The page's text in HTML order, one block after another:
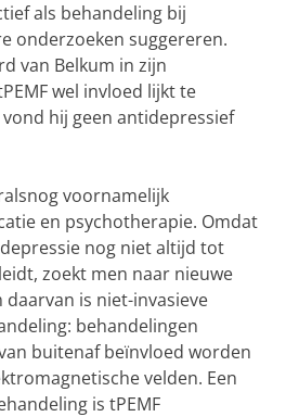
als behandeling bij
onderzoeken suggereren.
van Belkum in zijn
wel invloed lijkt te
hij geen antidepressief
voornamelijk
en psychotherapie. Omdat
nog niet altijd tot
zoekt men naar nieuwe
is niet-invasieve
behandelingen
buitenaf beïnvloed worden
velden. Een
is tPEMF